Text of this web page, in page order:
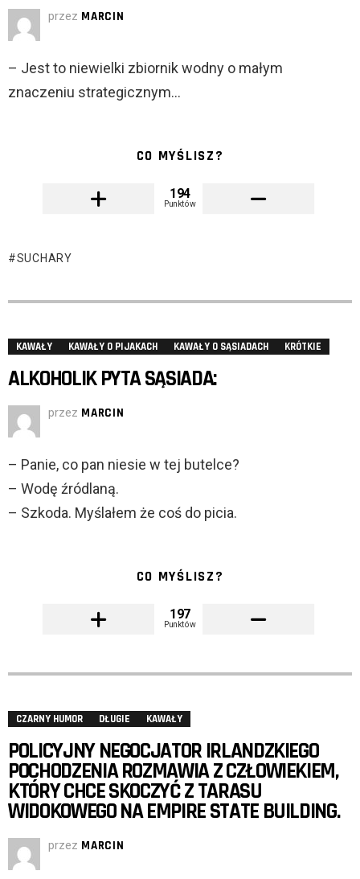
przez MARCIN
– Jest to niewielki zbiornik wodny o małym
znaczeniu strategicznym…
CO MYŚLISZ?
194
Punktów
SUCHARY
KAWAŁY KAWAŁY O PIJAKACH KAWAŁY O SĄSIADACH KRÓTKIE
ALKOHOLIK PYTA SĄSIADA:
przez MARCIN
– Panie, co pan niesie w tej butelce?
– Wodę źródlaną.
– Szkoda. Myślałem że coś do picia.
CO MYŚLISZ?
197
Punktów
CZARNY HUMOR DŁUGIE KAWAŁY
POLICYJNY NEGOCJATOR IRLANDZKIEGO
POCHODZENIA ROZMAWIA Z CZŁOWIEKIEM,
KTÓRY CHCE SKOCZYĆ Z TARASU
WIDOKOWEGO NA EMPIRE STATE BUILDING.
przez MARCIN